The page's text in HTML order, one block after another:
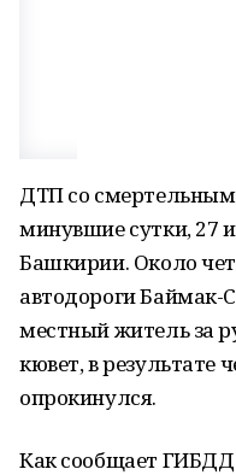
ДТП со
минувшие сутки, 27
Башкирии. Около
автодороги Баймак-
местный житель за
кювет, в результате
опрокинулся.
Как сообщает ГИБДД